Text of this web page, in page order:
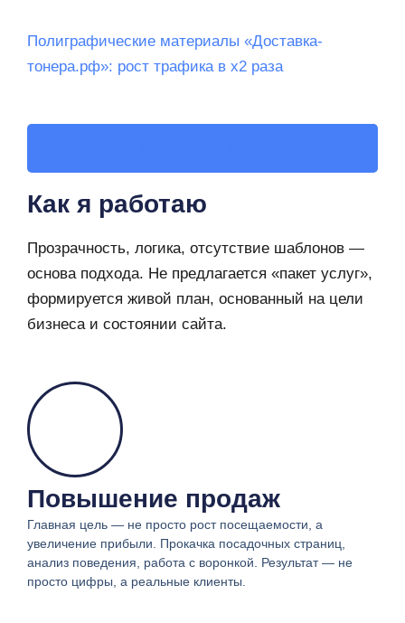
Полиграфические материалы «Доставка-
тонера.рф»: рост трафика в х2 раза
Как я работаю
Прозрачность, логика, отсутствие шаблонов —
основа подхода. Не предлагается «пакет услуг»,
формируется живой план, основанный на цели
бизнеса и состоянии сайта.
Повышение продаж
Главная цель — не просто рост посещаемости, а
увеличение прибыли. Прокачка посадочных страниц,
анализ поведения, работа с воронкой. Результат — не
просто цифры, а реальные клиенты.